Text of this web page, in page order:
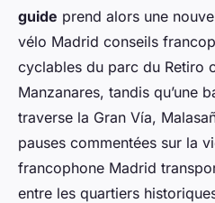
guide prend alors une
vélo Madrid conseils
cyclables du parc du Retiro
Manzanares, tandis qu’une
traverse la Gran Vía,
pauses commentées sur la
francophone Madrid
entre les quartiers